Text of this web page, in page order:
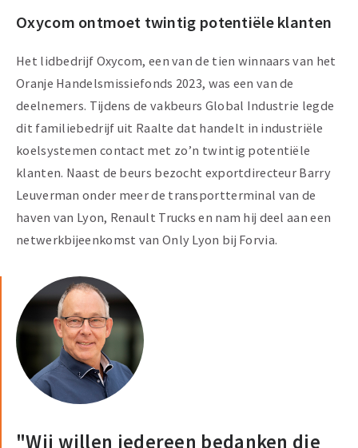
Oxycom ontmoet twintig potentiële klanten
Het lidbedrijf Oxycom, een van de tien winnaars van het
Oranje Handelsmissiefonds 2023, was een van de
deelnemers. Tijdens de vakbeurs Global Industrie legde
dit familiebedrijf uit Raalte dat handelt in industriële
koelsystemen contact met zo’n twintig potentiële
klanten. Naast de beurs bezocht exportdirecteur Barry
Leuverman onder meer de transportterminal van de
haven van Lyon, Renault Trucks en nam hij deel aan een
netwerkbijeenkomst van Only Lyon bij Forvia.
"Wij willen iedereen bedanken die